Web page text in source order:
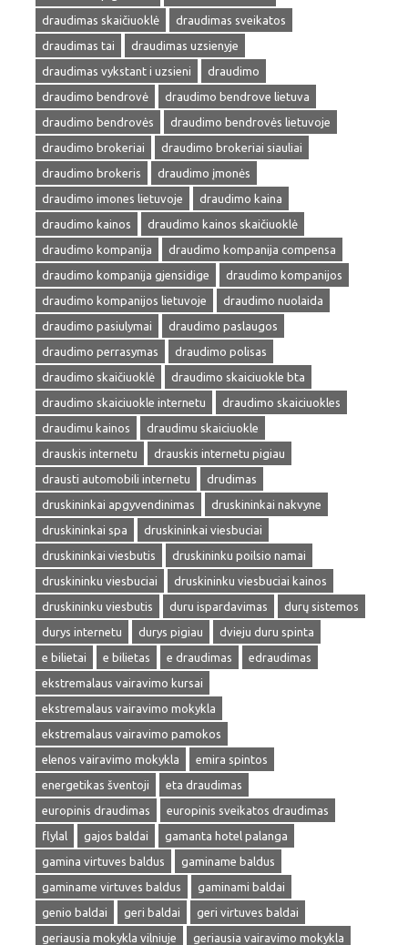
draudimas skaičiuoklė
draudimas sveikatos
draudimas tai
draudimas uzsienyje
draudimas vykstant i uzsieni
draudimo
draudimo bendrovė
draudimo bendrove lietuva
draudimo bendrovės
draudimo bendrovės lietuvoje
draudimo brokeriai
draudimo brokeriai siauliai
draudimo brokeris
draudimo įmonės
draudimo imones lietuvoje
draudimo kaina
draudimo kainos
draudimo kainos skaičiuoklė
draudimo kompanija
draudimo kompanija compensa
draudimo kompanija gjensidige
draudimo kompanijos
draudimo kompanijos lietuvoje
draudimo nuolaida
draudimo pasiulymai
draudimo paslaugos
draudimo perrasymas
draudimo polisas
draudimo skaičiuoklė
draudimo skaiciuokle bta
draudimo skaiciuokle internetu
draudimo skaiciuokles
draudimu kainos
draudimu skaiciuokle
drauskis internetu
drauskis internetu pigiau
drausti automobili internetu
drudimas
druskininkai apgyvendinimas
druskininkai nakvyne
druskininkai spa
druskininkai viesbuciai
druskininkai viesbutis
druskininku poilsio namai
druskininku viesbuciai
druskininku viesbuciai kainos
druskininku viesbutis
duru ispardavimas
durų sistemos
durys internetu
durys pigiau
dvieju duru spinta
e bilietai
e bilietas e draudimas
edraudimas
ekstremalaus vairavimo kursai
ekstremalaus vairavimo mokykla
ekstremalaus vairavimo pamokos
elenos vairavimo mokykla
emira spintos
energetikas šventoji
eta draudimas
europinis draudimas
europinis sveikatos draudimas
flylal
gajos baldai
gamanta hotel palanga
gamina virtuves baldus
gaminame baldus
gaminame virtuves baldus
gaminami baldai
genio baldai
geri baldai
geri virtuves baldai
geriausia mokykla vilniuje
geriausia vairavimo mokykla